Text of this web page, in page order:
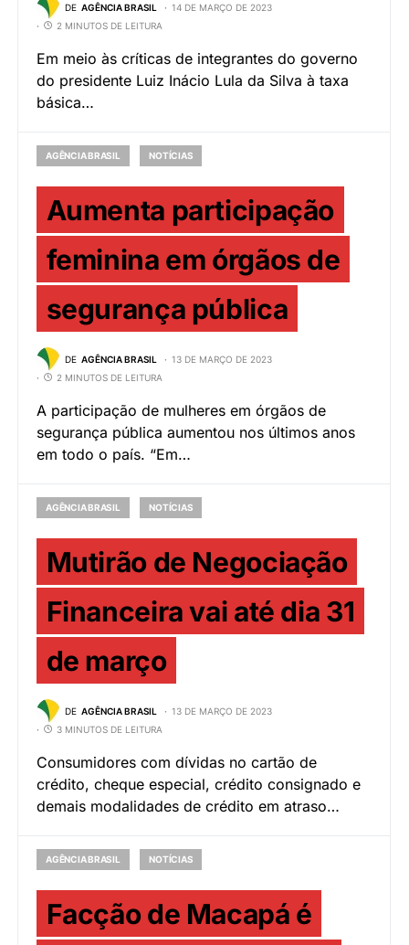
DE AGÊNCIA BRASIL
14 DE MARÇO DE 2023
2 MINUTOS DE LEITURA
Em meio às críticas de integrantes do governo
do presidente Luiz Inácio Lula da Silva à taxa
básica…
AGÊNCIA BRASIL NOTÍCIAS
Aumenta participação
feminina em órgãos de
segurança pública
DE AGÊNCIA BRASIL
13 DE MARÇO DE 2023
2 MINUTOS DE LEITURA
A participação de mulheres em órgãos de
segurança pública aumentou nos últimos anos
em todo o país. “Em…
AGÊNCIA BRASIL NOTÍCIAS
Mutirão de Negociação
Financeira vai até dia 31
de março
DE AGÊNCIA BRASIL
13 DE MARÇO DE 2023
3 MINUTOS DE LEITURA
Consumidores com dívidas no cartão de
crédito, cheque especial, crédito consignado e
demais modalidades de crédito em atraso…
AGÊNCIA BRASIL NOTÍCIAS
Facção de Macapá é